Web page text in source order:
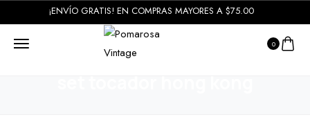
¡ENVÍO GRATIS! EN COMPRAS MAYORES A $75.00
0
PRODUCTOS